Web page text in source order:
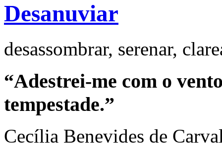
Desanuviar
desassombrar, serenar,
“Adestrei-me com o
tempestade.”
Cecília Benevides de